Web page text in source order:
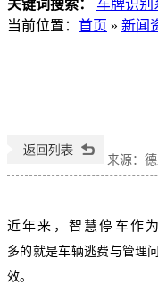
关键词搜索： 车牌识别
当前位置 ： 首页 » 新闻
来源：
近年来，智慧停车作
多的就是车辆逃费与管理
效。